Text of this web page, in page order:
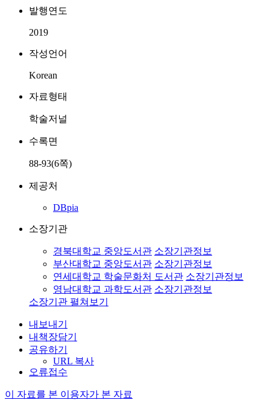
발행연도
2019
작성언어
Korean
자료형태
학술저널
수록면
88-93(6쪽)
제공처
DBpia
소장기관
경북대학교 중앙도서관 소장기관정보
부산대학교 중앙도서관 소장기관정보
연세대학교 학술문화처 도서관 소장기관정보
영남대학교 과학도서관 소장기관정보
소장기관 펼쳐보기
내보내기
내책장담기
공유하기
URL 복사
오류접수
이 자료를 본 이용자가 본 자료